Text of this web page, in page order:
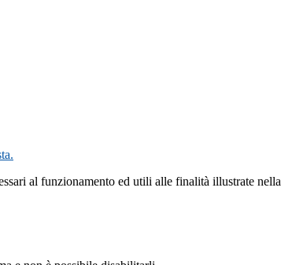
al funzionamento ed utili alle finalità illustrate nella